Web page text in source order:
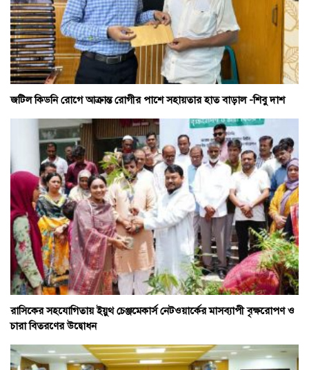
জটিল কিডনি রোগে আক্রান্ত রোগীর পাশে সহায়তার হাত বাড়াল -শিবু দাশ
রাসিকের সহযোগিতায় ইয়ুথ চেঞ্জমেকার্স নেটওয়ার্কের মাসব্যাপী বৃক্ষরোপণ ও
চারা বিতরণের উদ্বোধন